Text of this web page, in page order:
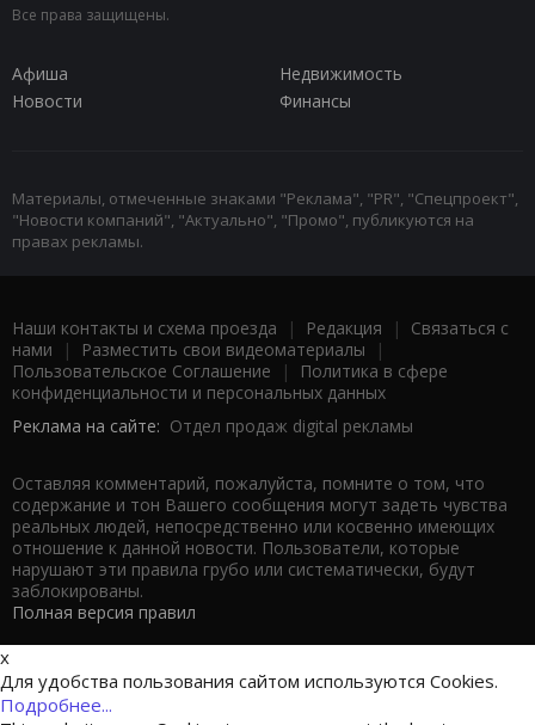
Все права защищены.
Афиша
Недвижимость
Новости
Финансы
Материалы, отмеченные знаками "Реклама", "PR", "Спецпроект",
"Новости компаний", "Актуально", "Промо", публикуются на
правах рекламы.
Наши контакты и схема проезда | Редакция | Связаться с
нами | Разместить свои видеоматериалы |
Пользовательское Соглашение |
Политика в сфере
конфиденциальности и персональных данных
Реклама на сайте: Отдел продаж digital рекламы
Оставляя комментарий, пожалуйста, помните о том, что
содержание и тон Вашего сообщения могут задеть чувства
реальных людей, непосредственно или косвенно имеющих
отношение к данной новости. Пользователи, которые
нарушают эти правила грубо или систематически, будут
заблокированы.
Полная версия правил
x
Для удобства пользования сайтом используются Cookies.
Подробнее...